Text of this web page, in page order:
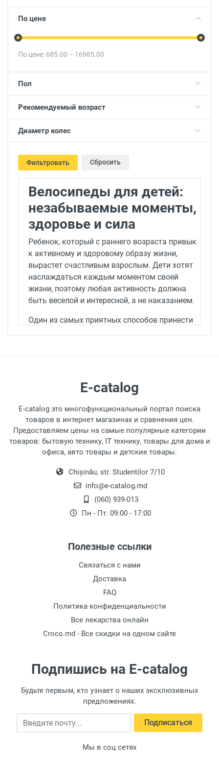
По цене
По цене: 685.00 – 16985.00
Пол
Рекомендуемый возраст
Диаметр колес
Фильтровать Сбросить
Велосипеды для детей:
незабываемые моменты,
здоровье и сила
Ребенок, который с раннего возраста привык
к активному и здоровому образу жизни,
вырастет счастливым взрослым. Дети хотят
наслаждаться каждым моментом своей
жизни, поэтому любая активность должна
быть веселой и интересной, а не наказанием.
Один из самых приятных способов принести
подходящий велосипед и обеспечить вашему
здоровья.
Преимущества и радость
велосипедов для детей
велосипеды только как средство для
физической активности или способ развлечь
ребенка, предоставляя немного отдыха
взрослым. Однако эти транспортные
велосипеде включает в работу все тело.
Соблюдение норм активности
Профилактирует проблемы с весом и
другие заболевания.
Корректирует осанку, стимулирует
работу мозга и может улучшить зрение.
эмоциональным стрессом.
сердце и легкие, уменьшая частоту
Развитие социальных навыков:
Взаимодействие с другими активными
детьми полезнее, чем время перед
E-catalog
E-catalog это многофункциональный портал поиска
товаров в интернет магазинах и сравнения цен.
Предоставляем цены на самые популярные категории
товаров: бытовую технику, IT технику, товары для дома и
офиса, авто товары и детские товары.
Chișinău, str. Studentilor 7/10
info@e-catalog.md
(060) 939-013
Пн - Пт: 09:00 - 17:00
Полезные ссылки
Связаться с нами
Доставка
FAQ
Политика конфиденциальности
Все лекарства онлайн
Croco.md - Все скидки на одном сайте
Подпишись на E-catalog
Будьте первым, кто узнает о наших эксклюзивных
предложениях.
Введите почту Подписаться
Мы в соц сетях